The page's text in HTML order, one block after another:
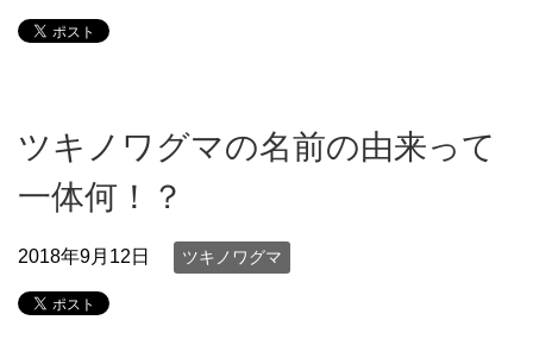
ツキノワグマの名前の由来って
一体何！？
2018年9月12日 ツキノワグマ